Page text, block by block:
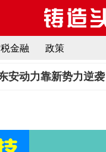
金融 政策
安动力靠新势力逆袭